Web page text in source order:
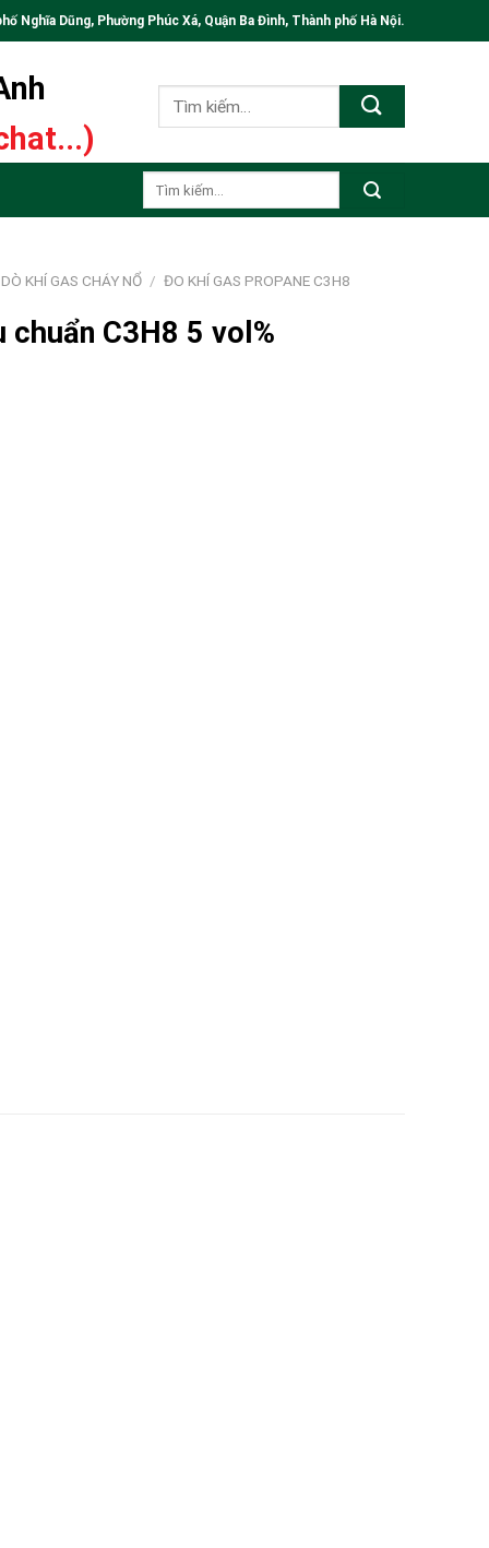
Dũng, Phường Phúc Xá, Quận Ba Đình, Thành phố Hà Nội.
Tìm
KHÍ GAS CHÁY NỔ / ĐO KHÍ GAS PROPANE C3H8
chuẩn C3H8 5 vol%